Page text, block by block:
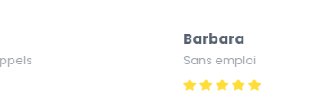
Barbara
Sans emploi